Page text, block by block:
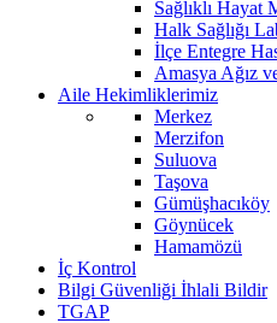
Sağlıklı Hayat
Halk Sağlığı
İlçe Entegre
Amasya Ağız
Aile Hekimliklerimiz
Merkez
Merzifon
Suluova
Taşova
Gümüşhacıköy
Göynücek
Hamamözü
İç Kontrol
Bilgi Güvenliği İhlali Bildir
TGAP